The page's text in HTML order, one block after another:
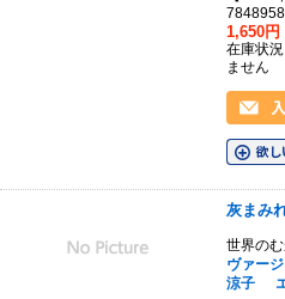
1,650円
在庫状
ません
灰まみ
世界の
ヴァー
涼子